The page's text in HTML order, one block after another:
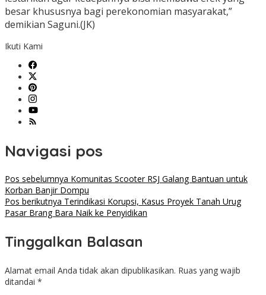
besar khususnya bagi perekonomian masyarakat,”
demikian Saguni.(JK)
Ikuti Kami
Navigasi pos
Pos sebelumnya Komunitas Scooter RSJ Galang Bantuan untuk
Korban Banjir Dompu
Pos berikutnya Terindikasi Korupsi, Kasus Proyek Tanah Urug
Pasar Brang Bara Naik ke Penyidikan
Tinggalkan Balasan
Alamat email Anda tidak akan dipublikasikan. Ruas yang wajib
ditandai *